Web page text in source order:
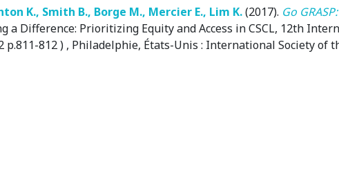
K., Smith B., Borge M., Mercier E., Lim K.(2017). Go
a Difference: Prioritizing Equity and Access in CSCL, 12th
p.811-812 ) , Philadelphie, États-Unis : International Society of